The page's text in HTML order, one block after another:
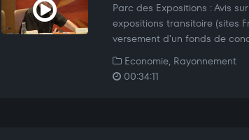
Parc des Expositions : Avis
expositions transitoire (sites
versement d'un fonds de
Economie, Rayonnement
00:34:11